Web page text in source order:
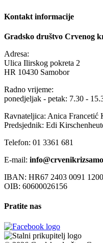
Kontakt informacije
Gradsko društvo Crvenog
Adresa:
Ulica Ilirskog pokreta 2
HR 10430 Samobor
Radno vrijeme:
ponedjeljak - petak: 7.30 -
Ravnateljica: Anica Francetić
Predsjednik: Edi
Telefon: 01 3361 681
E-mail:
IBAN: HR67 2403 0091
OIB: 60600026156
Pratite nas